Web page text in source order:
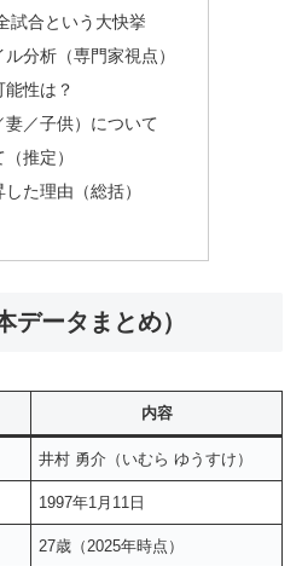
試合という大快挙
分析（専門家視点）
能性は？
妻／子供）について
推定）
た理由（総括）
データまとめ）
内容
井村 勇介（いむら ゆうすけ）
1997年1月11日
27歳（2025年時点）